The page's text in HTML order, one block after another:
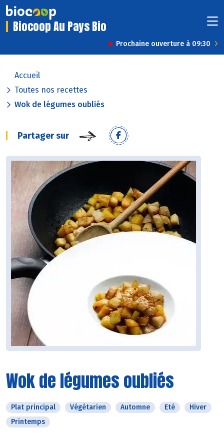
Biocoop Au Pays Bio
Prochaine ouverture à 09:30
Accueil
Toutes nos recettes
Wok de légumes oubliés
Partager sur
Wok de légumes oubliés
Plat principal Végétarien Automne Eté
Hiver
Printemps